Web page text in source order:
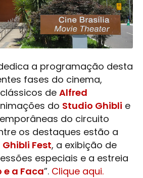
a programação desta
fases do cinema,
de Alfred
do Studio Ghibli e
do circuito
os destaques estão a
Ghibli Fest, a exibição de
especiais e a estreia
e a Faca”. Clique aqui.